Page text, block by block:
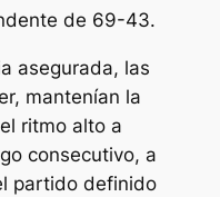
de 69-43.
asegurada, las
mantenían la
ritmo alto a
consecutivo, a
partido definido